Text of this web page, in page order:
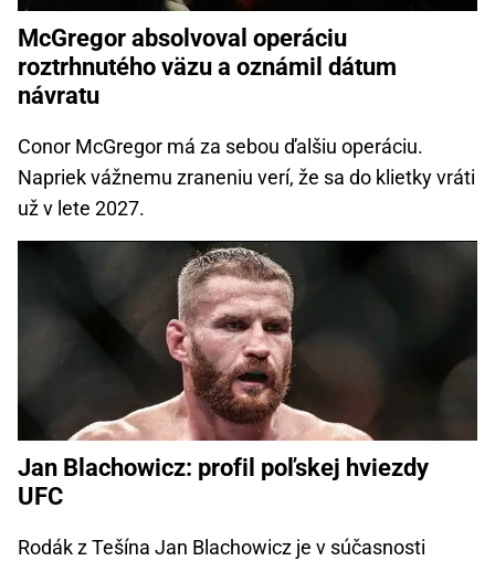
McGregor absolvoval operáciu
roztrhnutého väzu a oznámil dátum
návratu
Conor McGregor má za sebou ďalšiu operáciu.
Napriek vážnemu zraneniu verí, že sa do klietky vráti
už v lete 2027.
Jan Blachowicz: profil poľskej hviezdy
UFC
Rodák z Tešína Jan Blachowicz je v súčasnosti